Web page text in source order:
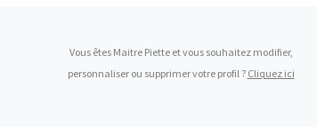
Vous êtes Maitre Piette et vous souhaitez modifier,
personnaliser ou supprimer votre profil ? Cliquez ici